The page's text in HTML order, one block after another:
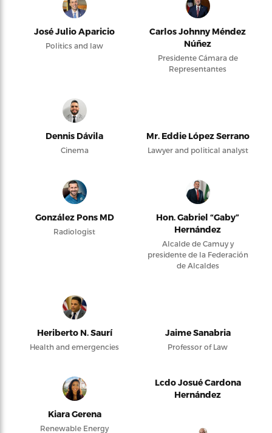
José Julio Aparicio
Politics and law
Carlos Johnny Méndez
Núñez
Presidente Cámara de
Representantes
Dennis Dávila
Cinema
Mr. Eddie López Serrano
Lawyer and political analyst
González Pons MD
Radiologist
Hon. Gabriel “Gaby”
Hernández
Alcalde de Camuy y
presidente de la Federación
de Alcaldes
Heriberto N. Saurí
Health and emergencies
Jaime Sanabria
Professor of Law
Kiara Gerena
Renewable Energy
Lcdo Josué Cardona
Hernández